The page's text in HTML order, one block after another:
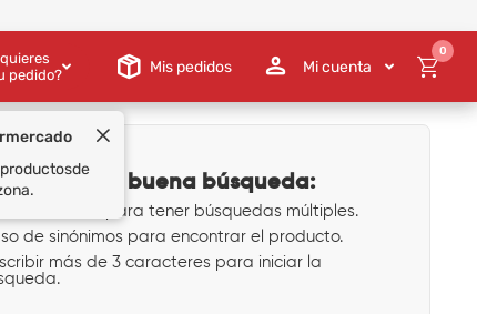
pedido?
Mis pedidos Mi cuenta
0
de
para una buena búsqueda:
de comas para tener búsquedas múltiples.
de sinónimos para encontrar el producto.
más de 3 caracteres para iniciar la